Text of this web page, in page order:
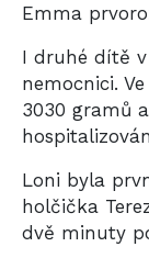
Emma
I druhé dítě
nemocnici.
3030 gramů
Loni byla
holčička
dvě minuty